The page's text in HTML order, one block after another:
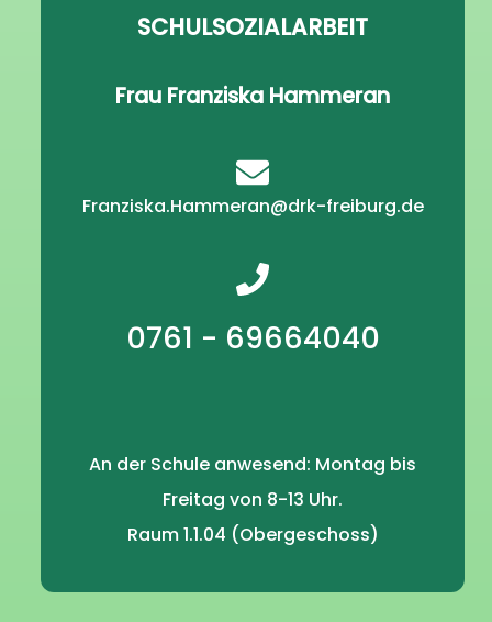
SCHULSOZIALARBEIT
Frau Franziska Hammeran
Franziska.Hammeran@drk-freiburg.de
0761 - 69664040
An der Schule anwesend: Montag bis
Freitag von 8-13 Uhr.
Raum 1.1.04 (Obergeschoss)